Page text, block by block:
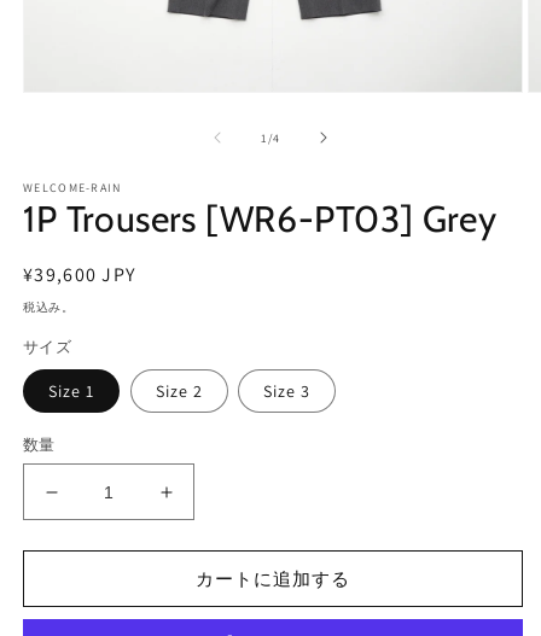
で
メ
デ
ア
を
開
く
1/の
4
WELCOME-RAIN
1P Trousers [WR6-PT03] Grey
通
常
格
¥39,600 JPY
税込み。
サイズ
Size 1 Size 2 Size 3
数量
Trousers
[WR6-
Grey
1P
Trousers
[WR6-
PT03]
Grey
カートに追加する